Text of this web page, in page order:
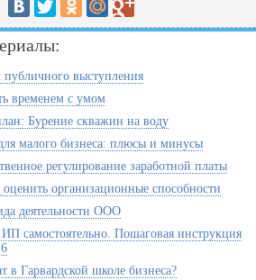
публичного выступления
временем с умом
Бурение скважин на воду
малого бизнеса: плюсы и минусы
регулирование заработной платы
оценить организационные способности
деятельности ООО
самостоятельно. Пошаговая инструкция
в Гарвардской школе бизнеса?